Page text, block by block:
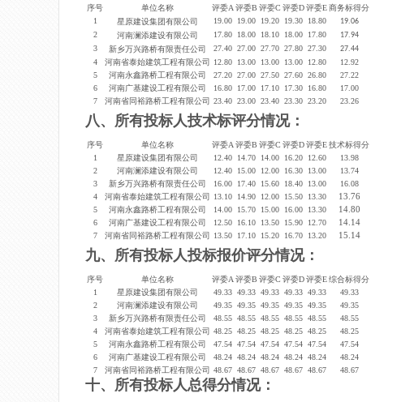
序号 单位名称 评委A 评委B 评委C 评委D评委E商务标得分
1
星原建设集团有限公司 19.00 19.00 19.20 19.30 18.80
19.06
2
河南澜添建设有限公司 17.80 18.00 18.10 18.00 17.80
17.94
3
新乡万兴路桥有限责任公司 27.40 27.00 27.70 27.80 27.30
27.44
4
河南省泰始建筑工程有限公司 12.80 13.00 13.00 13.00 12.80
12.92
5
河南永鑫路桥工程有限公司 27.20 27.00 27.50 27.60 26.80
27.22
6
河南广基建设工程有限公司 16.80 17.00 17.10 17.30 16.80
17.00
7
河南省同裕路桥工程有限公司 23.40 23.00 23.40 23.30 23.20 23.26
八、 所有投标人技术标评分情况：
序号 单位名称 评委A 评委B 评委C 评委D评委E技术标得分
1
星原建设集团有限公司 12.40 14.70 14.00 16.20 12.60
13.98
2
河南澜添建设有限公司 12.40 15.00 12.00 16.30 13.00
13.74
3
新乡万兴路桥有限责任公司 16.00 17.40 15.60 18.40 13.00
16.08
4
河南省泰始建筑工程有限公司 13.10 14.90 12.00 15.50 13.30 13.76
5 河南永鑫路桥工程有限公司 14.00 15.70 15.00 16.00 13.30 14.80
6 河南广基建设工程有限公司 12.50 16.10 13.50 15.90 12.70 14.14
7 河南省同裕路桥工程有限公司 13.50 17.10 15.20 16.70 13.20 15.14
九、 所有投标人投标报价评分情况：
序号 单位名称 评委A 评委B 评委C 评委D评委E综合标得分
1
星原建设集团有限公司 49.33 49.33 49.33 49.33 49.33
49.33
2
河南澜添建设有限公司 49.35 49.35 49.35 49.35 49.35
49.35
3
新乡万兴路桥有限责任公司 48.55 48.55 48.55 48.55 48.55
48.55
4
河南省泰始建筑工程有限公司 48.25 48.25 48.25 48.25 48.25
48.25
5
河南永鑫路桥工程有限公司 47.54 47.54 47.54 47.54 47.54
47.54
6
河南广基建设工程有限公司 48.24 48.24 48.24 48.24 48.24
48.24
7
河南省同裕路桥工程有限公司 48.67 48.67 48.67 48.67 48.67 48.67
十、所有投标人总得分情况：